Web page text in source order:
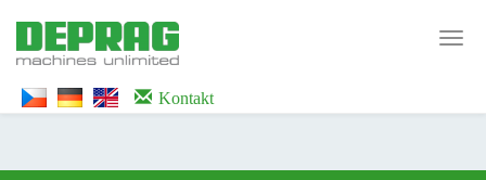
WTG9QS7C" height="0" width="0" style="display:none;visibility:hidden">
</iframe></noscript>
Kontakt